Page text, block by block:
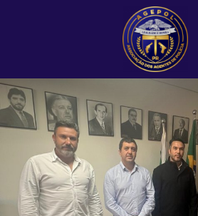
o
conteúdo